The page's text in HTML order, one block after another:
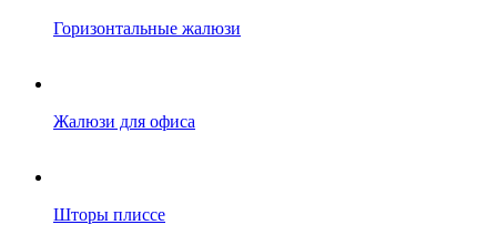
Горизонтальные жалюзи
Жалюзи для офиса
Шторы плиссе